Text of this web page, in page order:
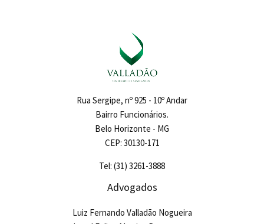
Rua Sergipe, nº 925 - 10º Andar
Bairro Funcionários.
Belo Horizonte - MG
CEP: 30130-171
Tel: (31) 3261-3888
Advogados
Luiz Fernando Valladão Nogueira